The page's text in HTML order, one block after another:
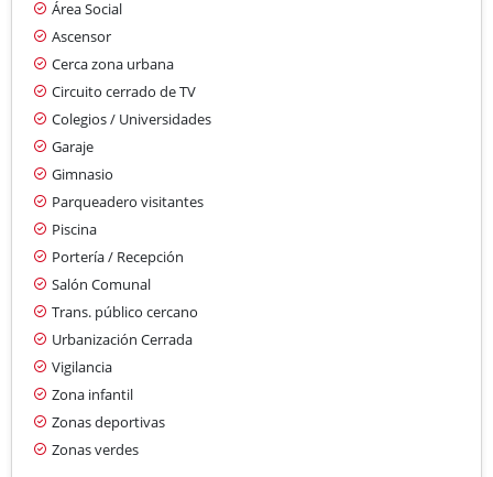
Área Social
Ascensor
Cerca zona urbana
Circuito cerrado de TV
Colegios / Universidades
Garaje
Gimnasio
Parqueadero visitantes
Piscina
Portería / Recepción
Salón Comunal
Trans. público cercano
Urbanización Cerrada
Vigilancia
Zona infantil
Zonas deportivas
Zonas verdes